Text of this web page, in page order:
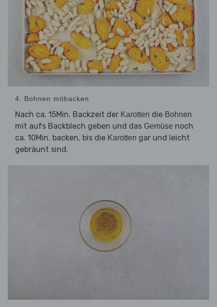
4. Bohnen mitbacken
Nach ca. 15Min. Backzeit der Karotten die Bohnen
mit aufs Backblech geben und das Gemüse noch
ca. 10Min. backen, bis die Karotten gar und leicht
gebräunt sind.